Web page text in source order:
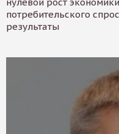
потребительского
результаты